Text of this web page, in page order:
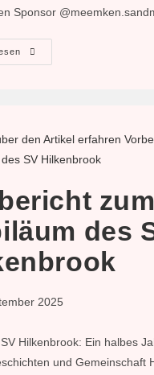
Sponsor
Neue
Trikots
zum
des
2025
Hilkenbrook: Ein halbes
und Gemeinschaft